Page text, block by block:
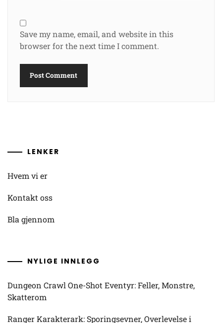
Save my name, email, and website in this
browser for the next time I comment.
LENKER
Hvem vi er
Kontakt oss
Bla gjennom
NYLIGE INNLEGG
Dungeon Crawl One-Shot Eventyr: Feller, Monstre,
Skatterom
Ranger Karakterark: Sporingsevner, Overlevelse i